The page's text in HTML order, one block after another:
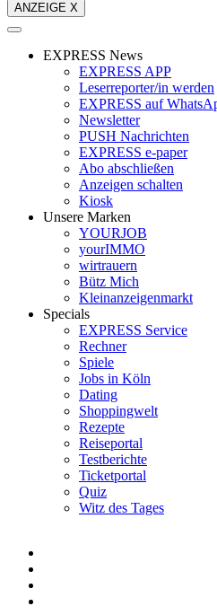
ANZEIGE X
EXPRESS News
EXPRESS APP
Leserreporter/in werden
EXPRESS auf
Newsletter
PUSH Nachrichten
EXPRESS e-paper
Abo abschließen
Anzeigen schalten
Kiosk
Unsere Marken
YOURJOB
yourIMMO
wirtrauern
Bütz Mich
Kleinanzeigenmarkt
Specials
EXPRESS Service
Rechner
Spiele
Jobs in Köln
Dating
Shoppingwelt
Rezepte
Reiseportal
Testberichte
Ticketportal
Quiz
Witz des Tages